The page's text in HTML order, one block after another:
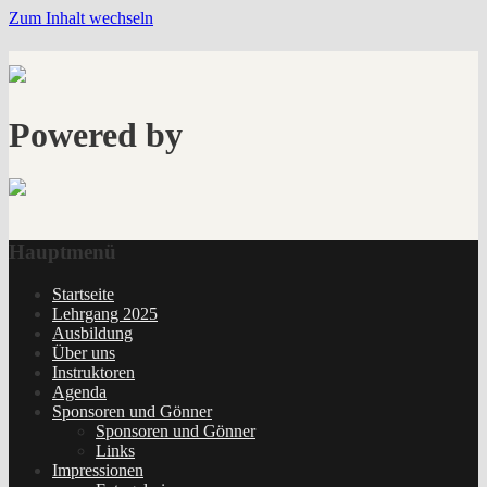
Zum Inhalt wechseln
Powered by
Hauptmenü
Startseite
Lehrgang 2025
Ausbildung
Über uns
Instruktoren
Agenda
Sponsoren und Gönner
Sponsoren und Gönner
Links
Impressionen